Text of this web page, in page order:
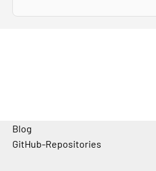
Blog
GitHub-Repositories